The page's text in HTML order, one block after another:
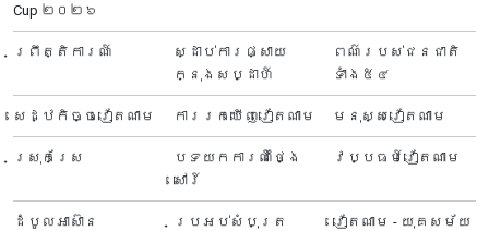
Cup ២០២៦
ព្រឹត្តិការណ៍
ស្ដាប់ការផ្សាយ
ក្នុងសប្ដាហ៍
ពណ៌របស់ជនជាតិ
ទាំង៥៤
សេដ្ឋកិច្ចវៀតណាម ការរកឃើញវៀតណាម មនុស្សវៀតណាម
ស្រុកស្រែ
បទយកការណ៍ថ្ងៃ
សៅរ៍
វប្បធម៍វៀតណាម
ដំបូលអាស៊ាន
ប្រអប់សំបុត្រ
វៀតណាម - យុគសម័យ